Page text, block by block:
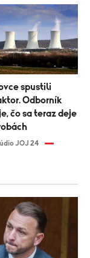
Odborník
čo sa teraz deje
JOJ 24